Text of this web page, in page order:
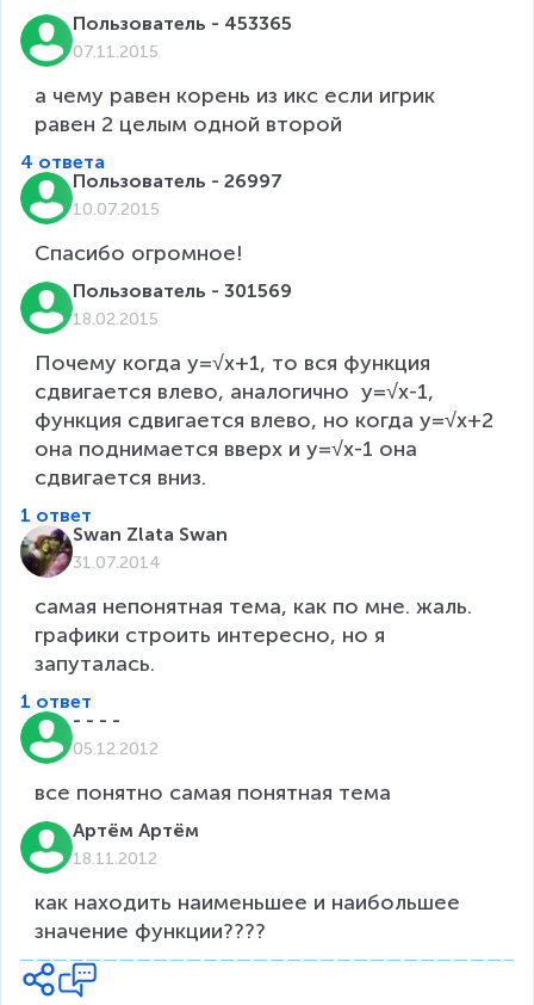
Пользователь - 453365
07.11.2015
а чему равен корень из икс если игрик
равен 2 целым одной второй
4 ответа
Пользователь - 26997
10.07.2015
Спасибо огромное!
Пользователь - 301569
18.02.2015
Почему когда y=√x+1, то вся функция
сдвигается влево, аналогично  y=√x-1,
функция сдвигается влево, но когда y=√x+2
она поднимается вверх и y=√x-1 она
сдвигается вниз.
1 ответ
Swan Zlata Swan
31.07.2014
самая непонятная тема, как по мне. жаль.
графики строить интересно, но я
запуталась.
1 ответ
- - - -
05.12.2012
все понятно самая понятная тема
Артём Артём
18.11.2012
как находить наименьшее и наибольшее
значение функции????